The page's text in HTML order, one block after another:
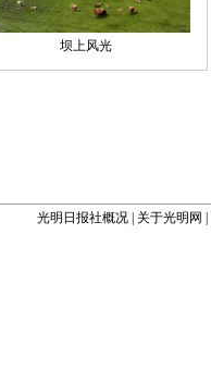
光明日报社概况 关于光明网